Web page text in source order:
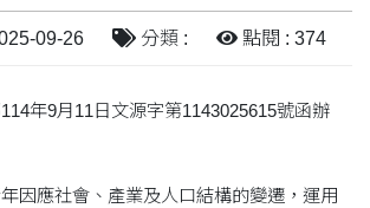
09-26 分類 : 點閱 : 374
年9月11日文源字第1143025615號函辦
因應社會、產業及人口結構的變遷，運用